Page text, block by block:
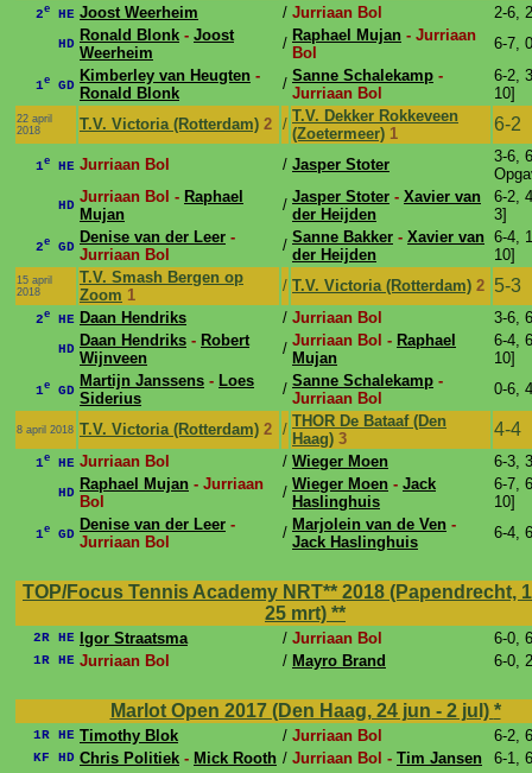
2e HE Joost Weerheim / Jurriaan Bol 2-6,
HD Ronald Blonk - Joost
Weerheim
/ Raphael Mujan - Jurriaan
Bol
6-7,
1e GD
Kimberley van Heugten -
Ronald Blonk
/ Sanne Schalekamp -
Jurriaan Bol
6-2,
10]
22 april
2018
T.V. Victoria (Rotterdam) 2 / T.V. Dekker Rokkeveen
(Zoetermeer) 1 6-2
1e HE Jurriaan Bol / Jasper Stoter
3-6,
HD Jurriaan Bol - Raphael
Mujan
/ Jasper Stoter - Xavier van
der Heijden
6-2,
3]
2e GD
Denise van der Leer -
Jurriaan Bol
/ Sanne Bakker - Xavier van
der Heijden
6-4,
10]
15 april
2018
T.V. Smash Bergen op
Zoom 1
/ T.V. Victoria (Rotterdam) 2 5-3
2e HE Daan Hendriks / Jurriaan Bol 3-6,
HD Daan Hendriks - Robert
Wijnveen
/ Jurriaan Bol - Raphael
Mujan
6-4,
10]
1e GD
Martijn Janssens - Loes
Siderius
/ Sanne Schalekamp -
Jurriaan Bol
0-6,
8 april 2018 T.V. Victoria (Rotterdam) 2 / THOR De Bataaf (Den
Haag) 3 4-4
1e HE Jurriaan Bol / Wieger Moen 6-3,
HD Raphael Mujan - Jurriaan
Bol
/ Wieger Moen - Jack
Haslinghuis
6-7,
10]
1e GD
Denise van der Leer -
Jurriaan Bol
/ Marjolein van de Ven -
Jack Haslinghuis
6-4,
TOP/Focus Tennis Academy NRT** 2018 (Papendrecht,
25 mrt) **
2R HE Igor Straatsma / Jurriaan Bol 6-0,
1R HE Jurriaan Bol / Mayro Brand 6-0,
Marlot Open 2017 (Den Haag, 24 jun - 2 jul) *
1R HE Timothy Blok / Jurriaan Bol 6-2,
KF HD Chris Politiek - Mick Rooth / Jurriaan Bol - Tim Jansen 6-1,